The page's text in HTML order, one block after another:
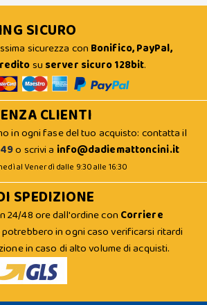
SICURO
sicurezza con Bonifico, PayPal,
su server sicuro 128bit.
CLIENTI
in ogni fase del tuo acquisto: contatta il
o scrivi a info@dadiemattoncini.it
al Venerdì dalle 9:30 alle 16:30
SPEDIZIONE
24/48 ore dall'ordine con Corriere
potrebbero in ogni caso verificarsi ritardi
in caso di alto volume di acquisti.